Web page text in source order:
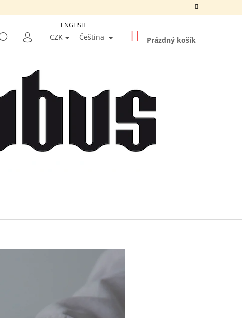
HLEDAT
PŘIHLÁŠENÍ
CZK Čeština NÁKUPNÍ
KOŠÍK
Prázdný košík
ENGLISH